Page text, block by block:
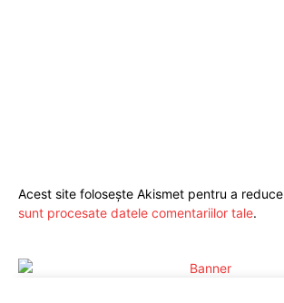
Acest site folosește Akismet pentru a
sunt procesate datele comentariilor tale.